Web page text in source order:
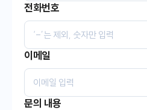
전화번호
이메일
문의 내용